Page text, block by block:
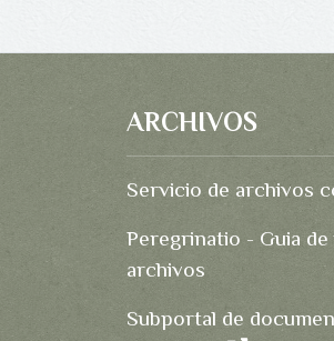
ARCHIVOS
Servicio de archivos
Peregrinatio - Guia
archivos
Subportal de